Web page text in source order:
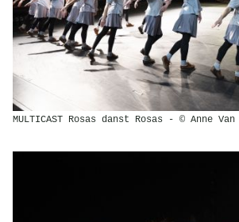
MULTICAST Rosas danst Rosas - © Anne